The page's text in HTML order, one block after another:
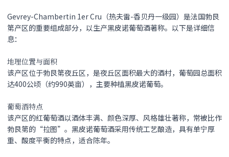
Gevrey-Chambertin 1er Cru（热夫雷-香贝丹一级园）是法国勃艮
第产区的重要组成部分，以生产黑皮诺葡萄酒著称。以下是详细信
息：
地理位置与面积
该产区位于勃艮第夜丘区，是夜丘区面积最大的酒村，葡萄园总面积
达400公顷（约990英亩），主要种植黑皮诺葡萄。 ‌
葡萄酒特点
该产区的红葡萄酒以酒体丰满、颜色深厚、风格雄壮著称，常被比作
勃艮第的“拉图”。黑皮诺葡萄酒采用传统工艺酿造，具有单宁厚
重、酸度平衡的特点，适合陈年。 ‌